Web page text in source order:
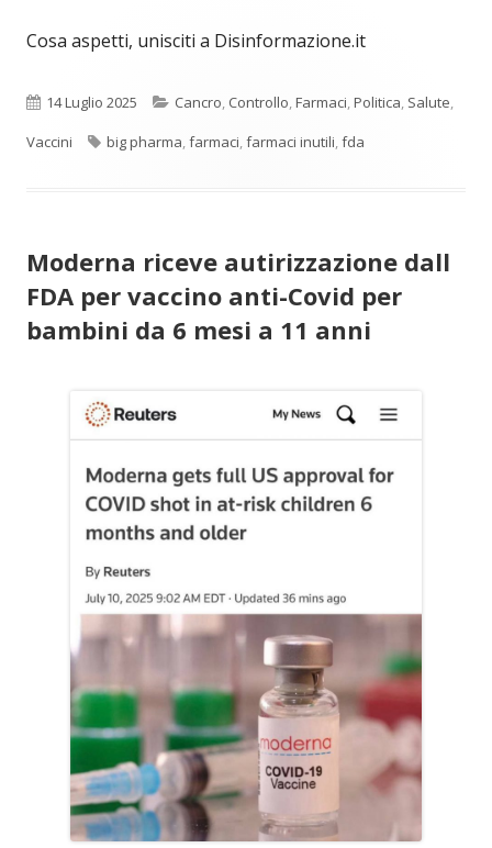
Cosa aspetti, unisciti a Disinformazione.it
Pubblicato
14 Luglio 2025 Categorie
Cancro, Controllo,Farmaci,Politica, Salute,
Vaccini
Tag
big pharma,farmaci,farmaci inutili,fda
Moderna riceve autirizzazione dall
FDA per vaccino anti-Covid per
bambini da 6 mesi a 11 anni